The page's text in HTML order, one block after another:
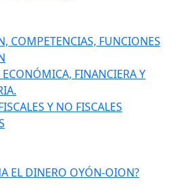
COMPETENCIAS, FUNCIONES
FINANCIERA Y
Y NO FISCALES
EL DINERO OYÓN-OION?